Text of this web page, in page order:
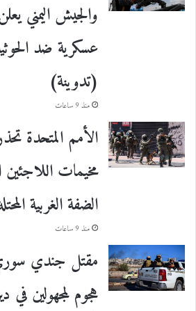
والجيش اليمني
عسكرية ضد
(تدوينة)
منذ 9 ساعات
الأمم المتحدة
مخيمات اللاجئين
الضفة الغربية
منذ 9 ساعات
هجوم لمجهولين في